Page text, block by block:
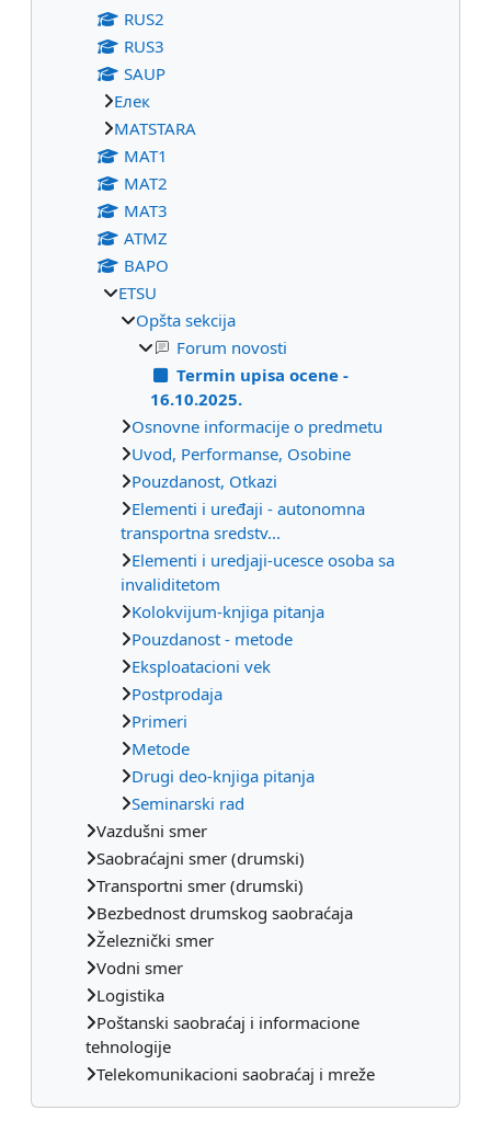
RUS2
RUS3
SAUP
Eлек
МАТSTARA
МАТ1
МАТ2
МАТ3
ATMZ
BAPO
ETSU
Opšta sekcija
Forum novosti
Termin upisa ocene -
16.10.2025.
Osnovne informacije o predmetu
Uvod, Performanse, Osobine
Pouzdanost, Otkazi
Elementi i uređaji - autonomna
transportna sredstv...
Elementi i uredjaji-ucesce osoba sa
invaliditetom
Kolokvijum-knjiga pitanja
Pouzdanost - metode
Eksploatacioni vek
Postprodaja
Primeri
Metode
Drugi deo-knjiga pitanja
Seminarski rad
Vazdušni smer
Saobraćajni smer (drumski)
Transportni smer (drumski)
Bezbednost drumskog saobraćaja
Železnički smer
Vodni smer
Logistika
Poštanski saobraćaj i informacione
tehnologije
Telekomunikacioni saobraćaj i mreže